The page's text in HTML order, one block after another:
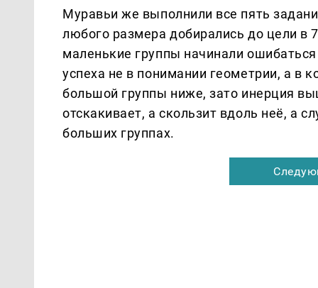
Муравьи же выполнили все пять
любого размера добирались до цели в
маленькие группы начинали
успеха не в понимании геометрии, а в
большой группы ниже, зато инерция
отскакивает, а скользит вдоль неё, а
больших группах.